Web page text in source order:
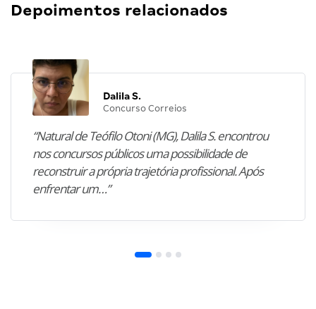
Depoimentos relacionados
Dalila S.
Concurso Correios
“Natural de Teófilo Otoni (MG), Dalila S. encontrou
nos concursos públicos uma possibilidade de
reconstruir a própria trajetória profissional. Após
enfrentar um…”